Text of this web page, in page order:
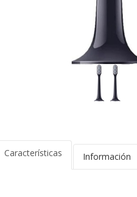
Características Información